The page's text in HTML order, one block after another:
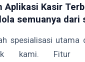
Aplikasi Kasir
semuanya dari
spesialisasi utama
kami. Fitur